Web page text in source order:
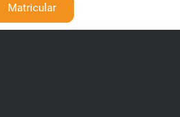
Matricular